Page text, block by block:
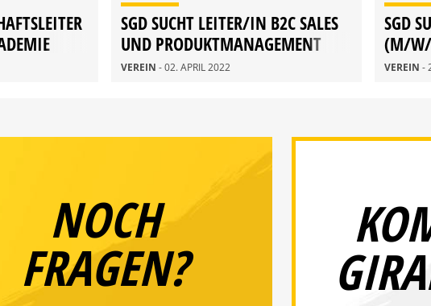
SGD SUCHT LEITER/IN B2C SALES
UND PRODUKTMANAGEMENT
VEREIN - 02. APRIL 2022
SGD
(M/W/
VEREIN -
NOCH
FRAGEN?